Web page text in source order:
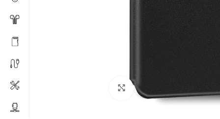
Click to enlarge